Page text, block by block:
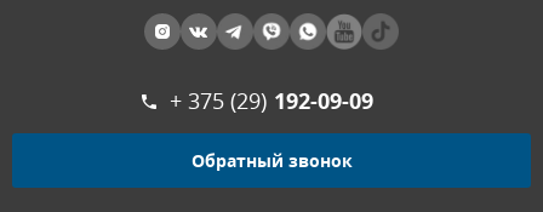
+ 375 (29) 192-09-09
Обратный звонок